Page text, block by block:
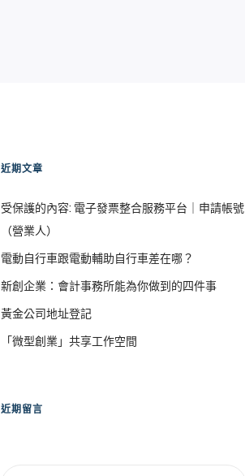
近期文章
受保護的內容: 電子發票整合服務平台｜申請帳號
（營業人）
電動自行車跟電動輔助自行車差在哪？
新創企業：會計事務所能為你做到的四件事
黃金公司地址登記
「微型創業」共享工作空間
近期留言